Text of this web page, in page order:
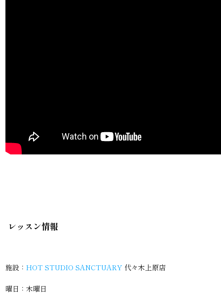
レッスン情報
施設：HOT STUDIO SANCTUARY 代々木上原店
曜日：木曜日